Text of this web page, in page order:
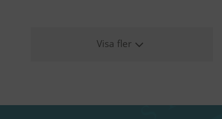
Visa fler